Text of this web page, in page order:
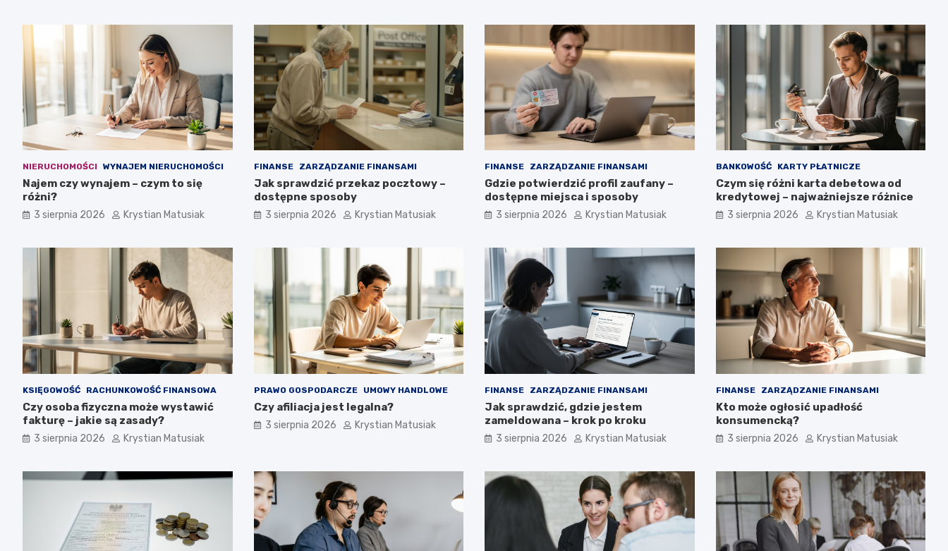
NIERUCHOMOŚCI WYNAJEM NIERUCHOMOŚCI
Najem czy wynajem – czym to się
różni?
3 sierpnia 2026 Krystian Matusiak
FINANSE ZARZĄDZANIE FINANSAMI
Jak sprawdzić przekaz pocztowy –
dostępne sposoby
3 sierpnia 2026 Krystian Matusiak
FINANSE ZARZĄDZANIE FINANSAMI
Gdzie potwierdzić profil zaufany –
dostępne miejsca i sposoby
3 sierpnia 2026 Krystian Matusiak
BANKOWOŚĆ KARTY PŁATNICZE
Czym się różni karta debetowa od
kredytowej – najważniejsze różnice
3 sierpnia 2026 Krystian Matusiak
KSIĘGOWOŚĆ RACHUNKOWOŚĆ FINANSOWA
Czy osoba fizyczna może wystawić
fakturę – jakie są zasady?
3 sierpnia 2026 Krystian Matusiak
PRAWO GOSPODARCZE UMOWY HANDLOWE
Czy afiliacja jest legalna?
3 sierpnia 2026 Krystian Matusiak
FINANSE ZARZĄDZANIE FINANSAMI
Jak sprawdzić, gdzie jestem
zameldowana – krok po kroku
3 sierpnia 2026 Krystian Matusiak
FINANSE ZARZĄDZANIE FINANSAMI
Kto może ogłosić upadłość
konsumencką?
3 sierpnia 2026 Krystian Matusiak